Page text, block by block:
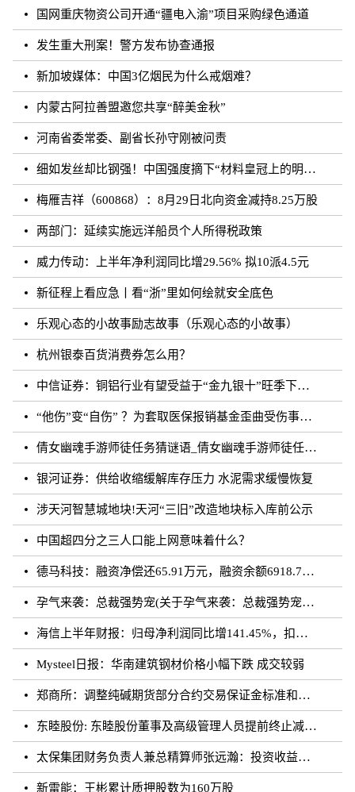
国网重庆物资公司开通“疆电入渝”项目采购绿色通道
发生重大刑案！警方发布协查通报
新加坡媒体：中国3亿烟民为什么戒烟难？
内蒙古阿拉善盟邀您共享“醉美金秋”
河南省委常委、副省长孙守刚被问责
细如发丝却比钢强！中国强度摘下“材料皇冠上的明珠”
梅雁吉祥（600868）：8月29日北向资金减持8.25万股
两部门：延续实施远洋船员个人所得税政策
威力传动：上半年净利润同比增29.56% 拟10派4.5元
新征程上看应急丨看“浙”里如何绘就安全底色
乐观心态的小故事励志故事（乐观心态的小故事）
杭州银泰百货消费券怎么用？
中信证券：铜铝行业有望受益于“金九银十”旺季下的需求增长
“他伤”变“自伤” ？为套取医保报销基金歪曲受伤事实 罚！
倩女幽魂手游师徒任务猜谜语_倩女幽魂手游师徒任务猜成语
银河证券：供给收缩缓解库存压力 水泥需求缓慢恢复
涉天河智慧城地块!天河“三旧”改造地块标入库前公示
中国超四分之三人口能上网意味着什么？
德马科技：融资净偿还65.91万元，融资余额6918.76万元（08-28）
孕气来袭：总裁强势宠(关于孕气来袭：总裁强势宠简述)
海信上半年财报：归母净利润同比增141.45%，扣非归母净利润同比增195.10%
Mysteel日报：华南建筑钢材价格小幅下跌 成交较弱
郑商所：调整纯碱期货部分合约交易保证金标准和涨跌停板幅度
东睦股份: 东睦股份董事及高级管理人员提前终止减持计划暨减持股份结果公告
太保集团财务负责人兼总精算师张远瀚：投资收益率不存在利差损风险，长期仍向好
新雷能：王彬累计质押股数为160万股